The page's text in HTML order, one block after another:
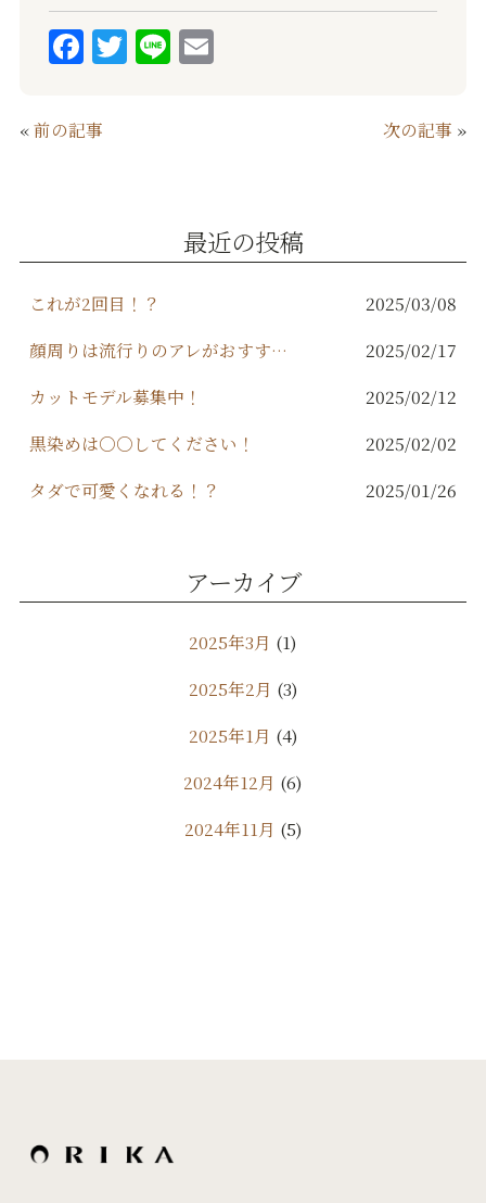
F
a
c
e
o
k
T
w
Li
n
E
«前の記事 次の記事 »
最近の投稿
これが2回目！？
2025/03/08
顔周りは流行りのアレがおすすめ！
2025/02/17
カットモデル募集中！
2025/02/12
黒染めは○○してください！
2025/02/02
タダで可愛くなれる！？
2025/01/26
アーカイブ
2025年3月 (1)
2025年2月 (3)
2025年1月 (4)
2024年12月 (6)
2024年11月 (5)
2024年6月(18)